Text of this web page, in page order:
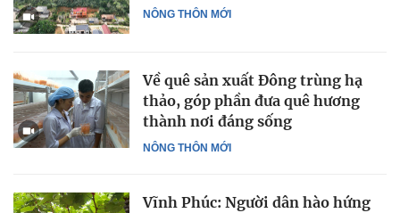
NÔNG THÔN MỚI
NÔNG THÔN MỚI
Về quê sản xuất Đông trùng hạ
thảo, góp phần đưa quê hương
thành nơi đáng sống
Vĩnh Phúc: Người dân hào hứng